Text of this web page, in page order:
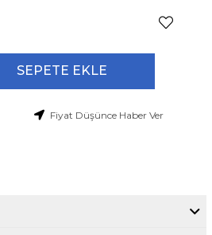
Fiyat Düşünce Haber Ver